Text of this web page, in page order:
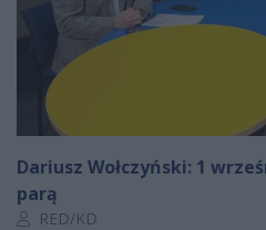
Dariusz Wołczyński: 1
parą
Autor artykułu:
RED/KD